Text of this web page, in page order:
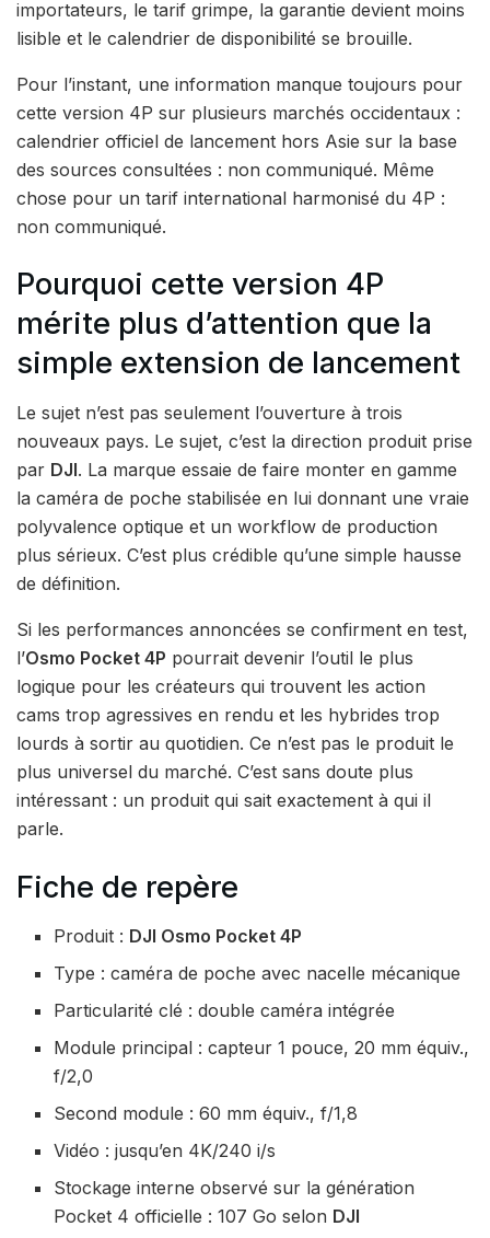
importateurs, le tarif grimpe, la garantie devient moins
lisible et le calendrier de disponibilité se brouille.
Pour l’instant, une information manque toujours pour
cette version 4P sur plusieurs marchés occidentaux :
calendrier officiel de lancement hors Asie sur la base
des sources consultées : non communiqué. Même
chose pour un tarif international harmonisé du 4P :
non communiqué.
Pourquoi cette version 4P
mérite plus d’attention que la
simple extension de lancement
Le sujet n’est pas seulement l’ouverture à trois
nouveaux pays. Le sujet, c’est la direction produit prise
par DJI. La marque essaie de faire monter en gamme
la caméra de poche stabilisée en lui donnant une vraie
polyvalence optique et un workflow de production
plus sérieux. C’est plus crédible qu’une simple hausse
de définition.
Si les performances annoncées se confirment en test,
l’Osmo Pocket 4P pourrait devenir l’outil le plus
logique pour les créateurs qui trouvent les action
cams trop agressives en rendu et les hybrides trop
lourds à sortir au quotidien. Ce n’est pas le produit le
plus universel du marché. C’est sans doute plus
intéressant : un produit qui sait exactement à qui il
parle.
Fiche de repère
Produit : DJI Osmo Pocket 4P
Type : caméra de poche avec nacelle mécanique
Particularité clé : double caméra intégrée
Module principal : capteur 1 pouce, 20 mm équiv.,
f/2,0
Second module : 60 mm équiv., f/1,8
Vidéo : jusqu’en 4K/240 i/s
Stockage interne observé sur la génération
Pocket 4 officielle : 107 Go selon DJI